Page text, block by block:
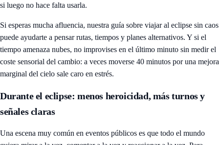
si luego no hace falta usarla.
Si esperas mucha afluencia, nuestra guía sobre viajar al eclipse sin caos
puede ayudarte a pensar rutas, tiempos y planes alternativos. Y si el
tiempo amenaza nubes, no improvises en el último minuto sin medir el
coste sensorial del cambio: a veces moverse 40 minutos por una mejora
marginal del cielo sale caro en estrés.
Durante el eclipse: menos heroicidad, más turnos y
señales claras
Una escena muy común en eventos públicos es que todo el mundo